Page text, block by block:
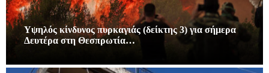
Υψηλός κίνδυνος πυρκαγιάς (δείκτης 3) για σήμερα
Δευτέρα στη Θεσπρωτία…